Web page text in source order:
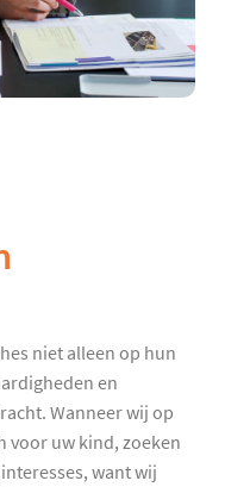
niet alleen op hun
en
Wanneer wij op
voor uw kind, zoeken
want wij